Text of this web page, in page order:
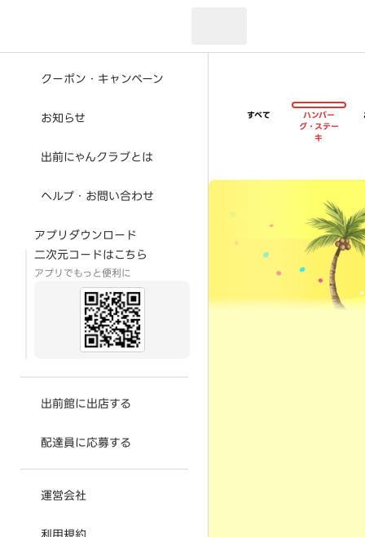
クーポン・キャンペーン
お知らせ
出前にゃんクラブとは
ヘルプ・お問い合わせ
アプリダウンロード
二次元コードはこちら
アプリでもっと便利に
出前館に出店する
配達員に応募する
運営会社
すべて
ハンバー
グ・ステー
キ
超ゴイゴイヤスー夏祭